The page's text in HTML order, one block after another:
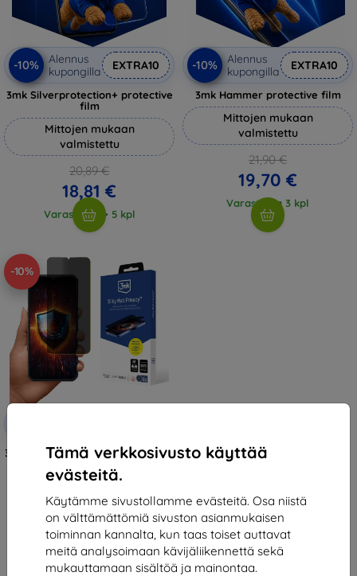
Tämä verkkosivusto käyttää
evästeitä.
Käytämme sivustollamme evästeitä. Osa niistä
on välttämättömiä sivuston asianmukaisen
toiminnan kannalta, kun taas toiset auttavat
meitä analysoimaan kävijäliikennettä sekä
mukauttamaan sisältöä ja mainontaa.
-10%
Alennus
kupongilla
EXTRA10
3mk Silverprotection+ protective
film
Mittojen mukaan
valmistettu
20,89 €
18,81 €
Varastossa > 5 kpl
-10%
Alennus
kupongilla
EXTRA10
3mk Hammer protective film
Mittojen mukaan
valmistettu
21,90 €
19,70 €
Varastossa 3 kpl
-10%
3mk Silky Matt Privacy Protective
film for Oukitel WP35/WP35 S
16,90 €
15,21 €
Varastossa > 5 kpl